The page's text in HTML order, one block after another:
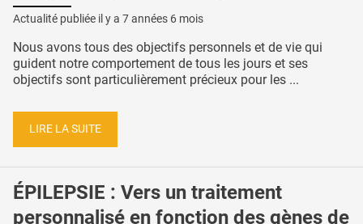
Actualité publiée il y a 7 années 6 mois
Nous avons tous des objectifs personnels et de vie qui
guident notre comportement de tous les jours et ses
objectifs sont particulièrement précieux pour les ...
LIRE LA SUITE
ÉPILEPSIE : Vers un traitement
personnalisé en fonction des gènes de